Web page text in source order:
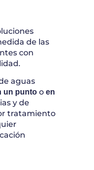
de las
con
aguas
un punto o en
y de
tratamiento